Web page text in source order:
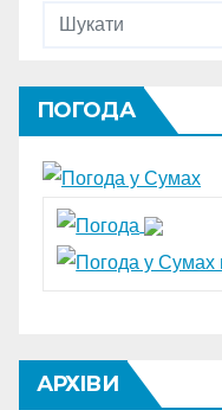
ПОГОДА
АРХІВИ